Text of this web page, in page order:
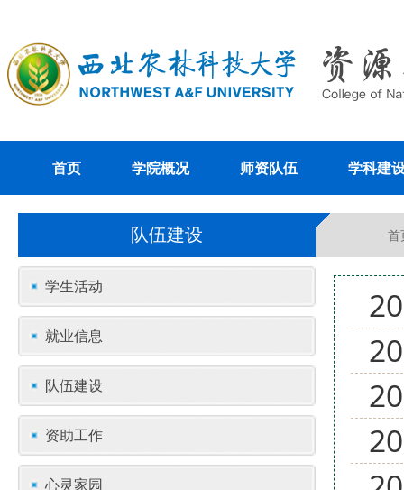
首页 学院概况 师资队伍 学科建
队伍建设 首
学生活动
就业信息
队伍建设
资助工作
心灵家园